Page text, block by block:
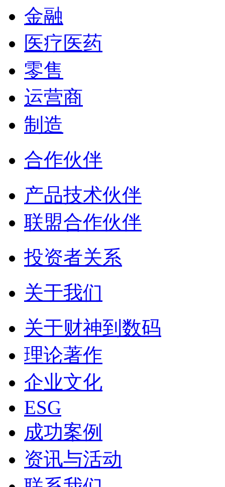
金融
医疗医药
零售
运营商
制造
合作伙伴
产品技术伙伴
联盟合作伙伴
投资者关系
关于我们
关于财神到数码
理论著作
企业文化
ESG
成功案例
资讯与活动